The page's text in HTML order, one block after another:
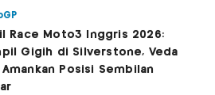
Race Moto3 Inggris 2026:
Gigih di Silverstone, Veda
Amankan Posisi Sembilan